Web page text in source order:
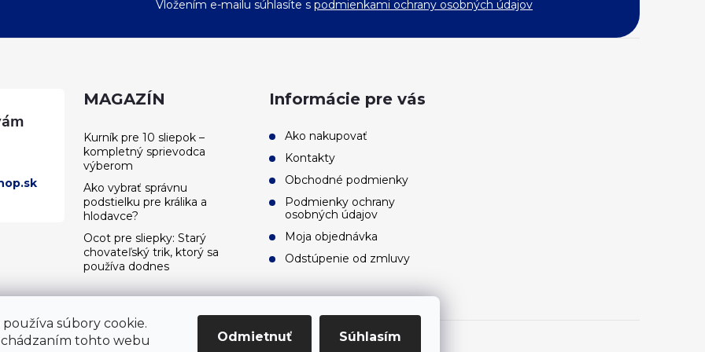
súbory cookie.
tohto webu
Odmietnuť Súhlasím
Vložením e-mailu súhlasíte s podmienkami ochrany osobných údajov
MAGAZÍN
Kurník pre 10 sliepok –
kompletný sprievodca
výberom
Ako vybrať správnu
podstielku pre králika a
hlodavce?
Ocot pre sliepky: Starý
chovateľský trik, ktorý sa
používa dodnes
Informácie pre vás
Ako nakupovať
Kontakty
Obchodné podmienky
Podmienky ochrany
osobných údajov
Moja objednávka
Odstúpenie od zmluvy